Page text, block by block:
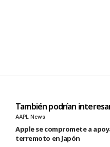
También podrían
AAPL News
Apple se compromete a
terremoto en Japón